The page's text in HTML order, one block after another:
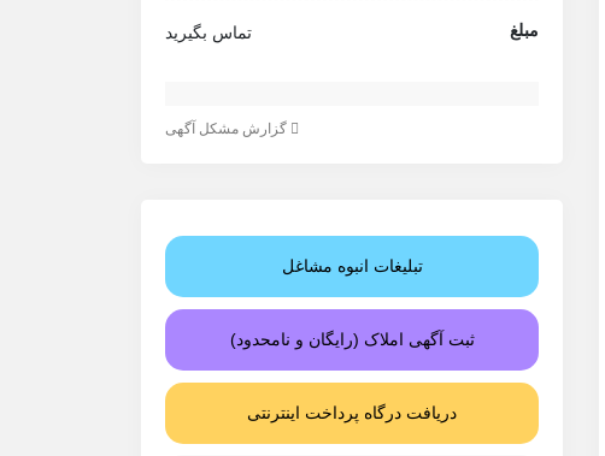
مبلغ تماس بگیرید
گزارش مشکل آگهی
تبلیغات انبوه مشاغل
ثبت آگهی املاک (رایگان و نامحدود)
دریافت درگاه پرداخت اینترنتی